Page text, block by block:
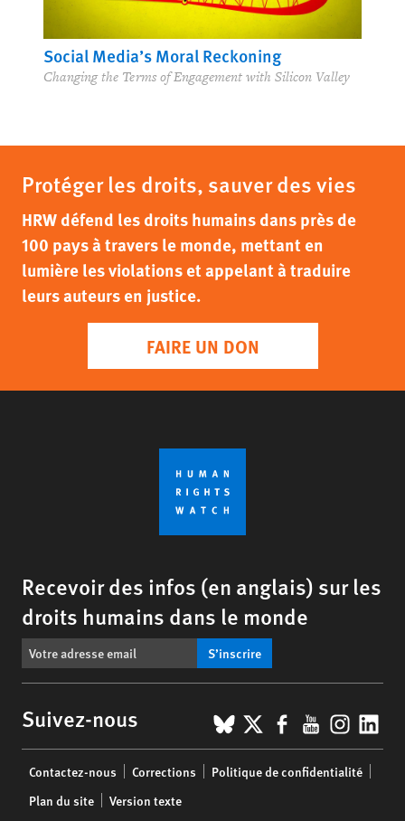
Social Media’s Moral Reckoning
Changing the Terms of Engagement with Silicon Valley
Protéger les droits, sauver des vies
HRW défend les droits humains dans près de
100 pays à travers le monde, mettant en
lumière les violations et appelant à traduire
leurs auteurs en justice.
FAIRE UN DON
Recevoir des infos (en anglais) sur les
droits humains dans le monde
S’inscrire
Suivez-nous BlueSky
X Facebook
YouTube
menu
Contactez-nous Corrections
Politique de confidentialité
Plan du site
Version texte